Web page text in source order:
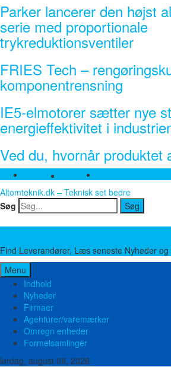
Parker lancerer den højst
serie med proportionale
trykreduktionsventiler
FRIES Tech –
komponentrensning
IE5-elmotorer sætter nye
energieffektivitet i
Ved du, hvornår produktet
Facebook Twitter
Altomteknik.dk – Teknisk set bedre
Søg
Søg
Find Leverandører, Læs seneste Nyheder og
Menu
Indhold
Nyheder
Firmaer
Agenturer/varemærker
Omregn enheder
Formelsamlinger
lørdag, august 08, 2026